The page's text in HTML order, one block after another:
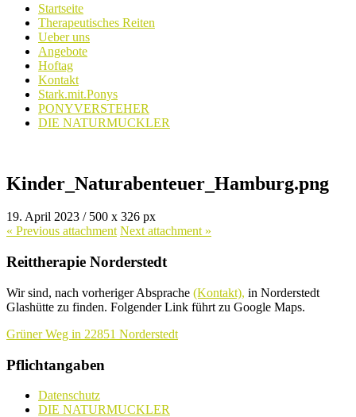
Startseite
Therapeutisches Reiten
Ueber uns
Angebote
Hoftag
Kontakt
Stark.mit.Ponys
PONYVERSTEHER
DIE NATURMUCKLER
Kinder_Naturabenteuer_Hamburg.png
19. April 2023 / 500 x 326 px
« Previous attachment Nextattachment»
Reittherapie Norderstedt
Wir sind, nach vorheriger Absprache (Kontakt), in Norderstedt
Glashütte zu finden. Folgender Link führt zu Google Maps.
Grüner Weg in 22851 Norderstedt
Pflichtangaben
Datenschutz
DIE NATURMUCKLER